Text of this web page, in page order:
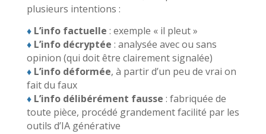
plusieurs intentions :
♦ L’info factuelle : exemple « il pleut »
♦ L’info décryptée : analysée avec ou sans
opinion (qui doit être clairement signalée)
♦ L’info déformée, à partir d’un peu de vrai on
fait du faux
♦ L’info délibérément fausse : fabriquée de
toute pièce, procédé grandement facilité par les
outils d’IA générative